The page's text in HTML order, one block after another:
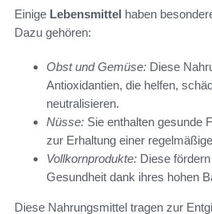
Einige Lebensmittel haben
Dazu gehören:
Obst und Gemüse: Diese
Antioxidantien, die helfen,
neutralisieren.
Nüsse: Sie enthalten gesunde
zur Erhaltung einer
Vollkornprodukte: Diese
Gesundheit dank ihres hohen
Diese Nahrungsmittel tragen zur